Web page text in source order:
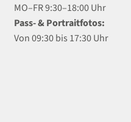
MO–FR 9:30–18:00 Uhr
Pass- & Portraitfotos:
Von 09:30 bis 17:30 Uhr